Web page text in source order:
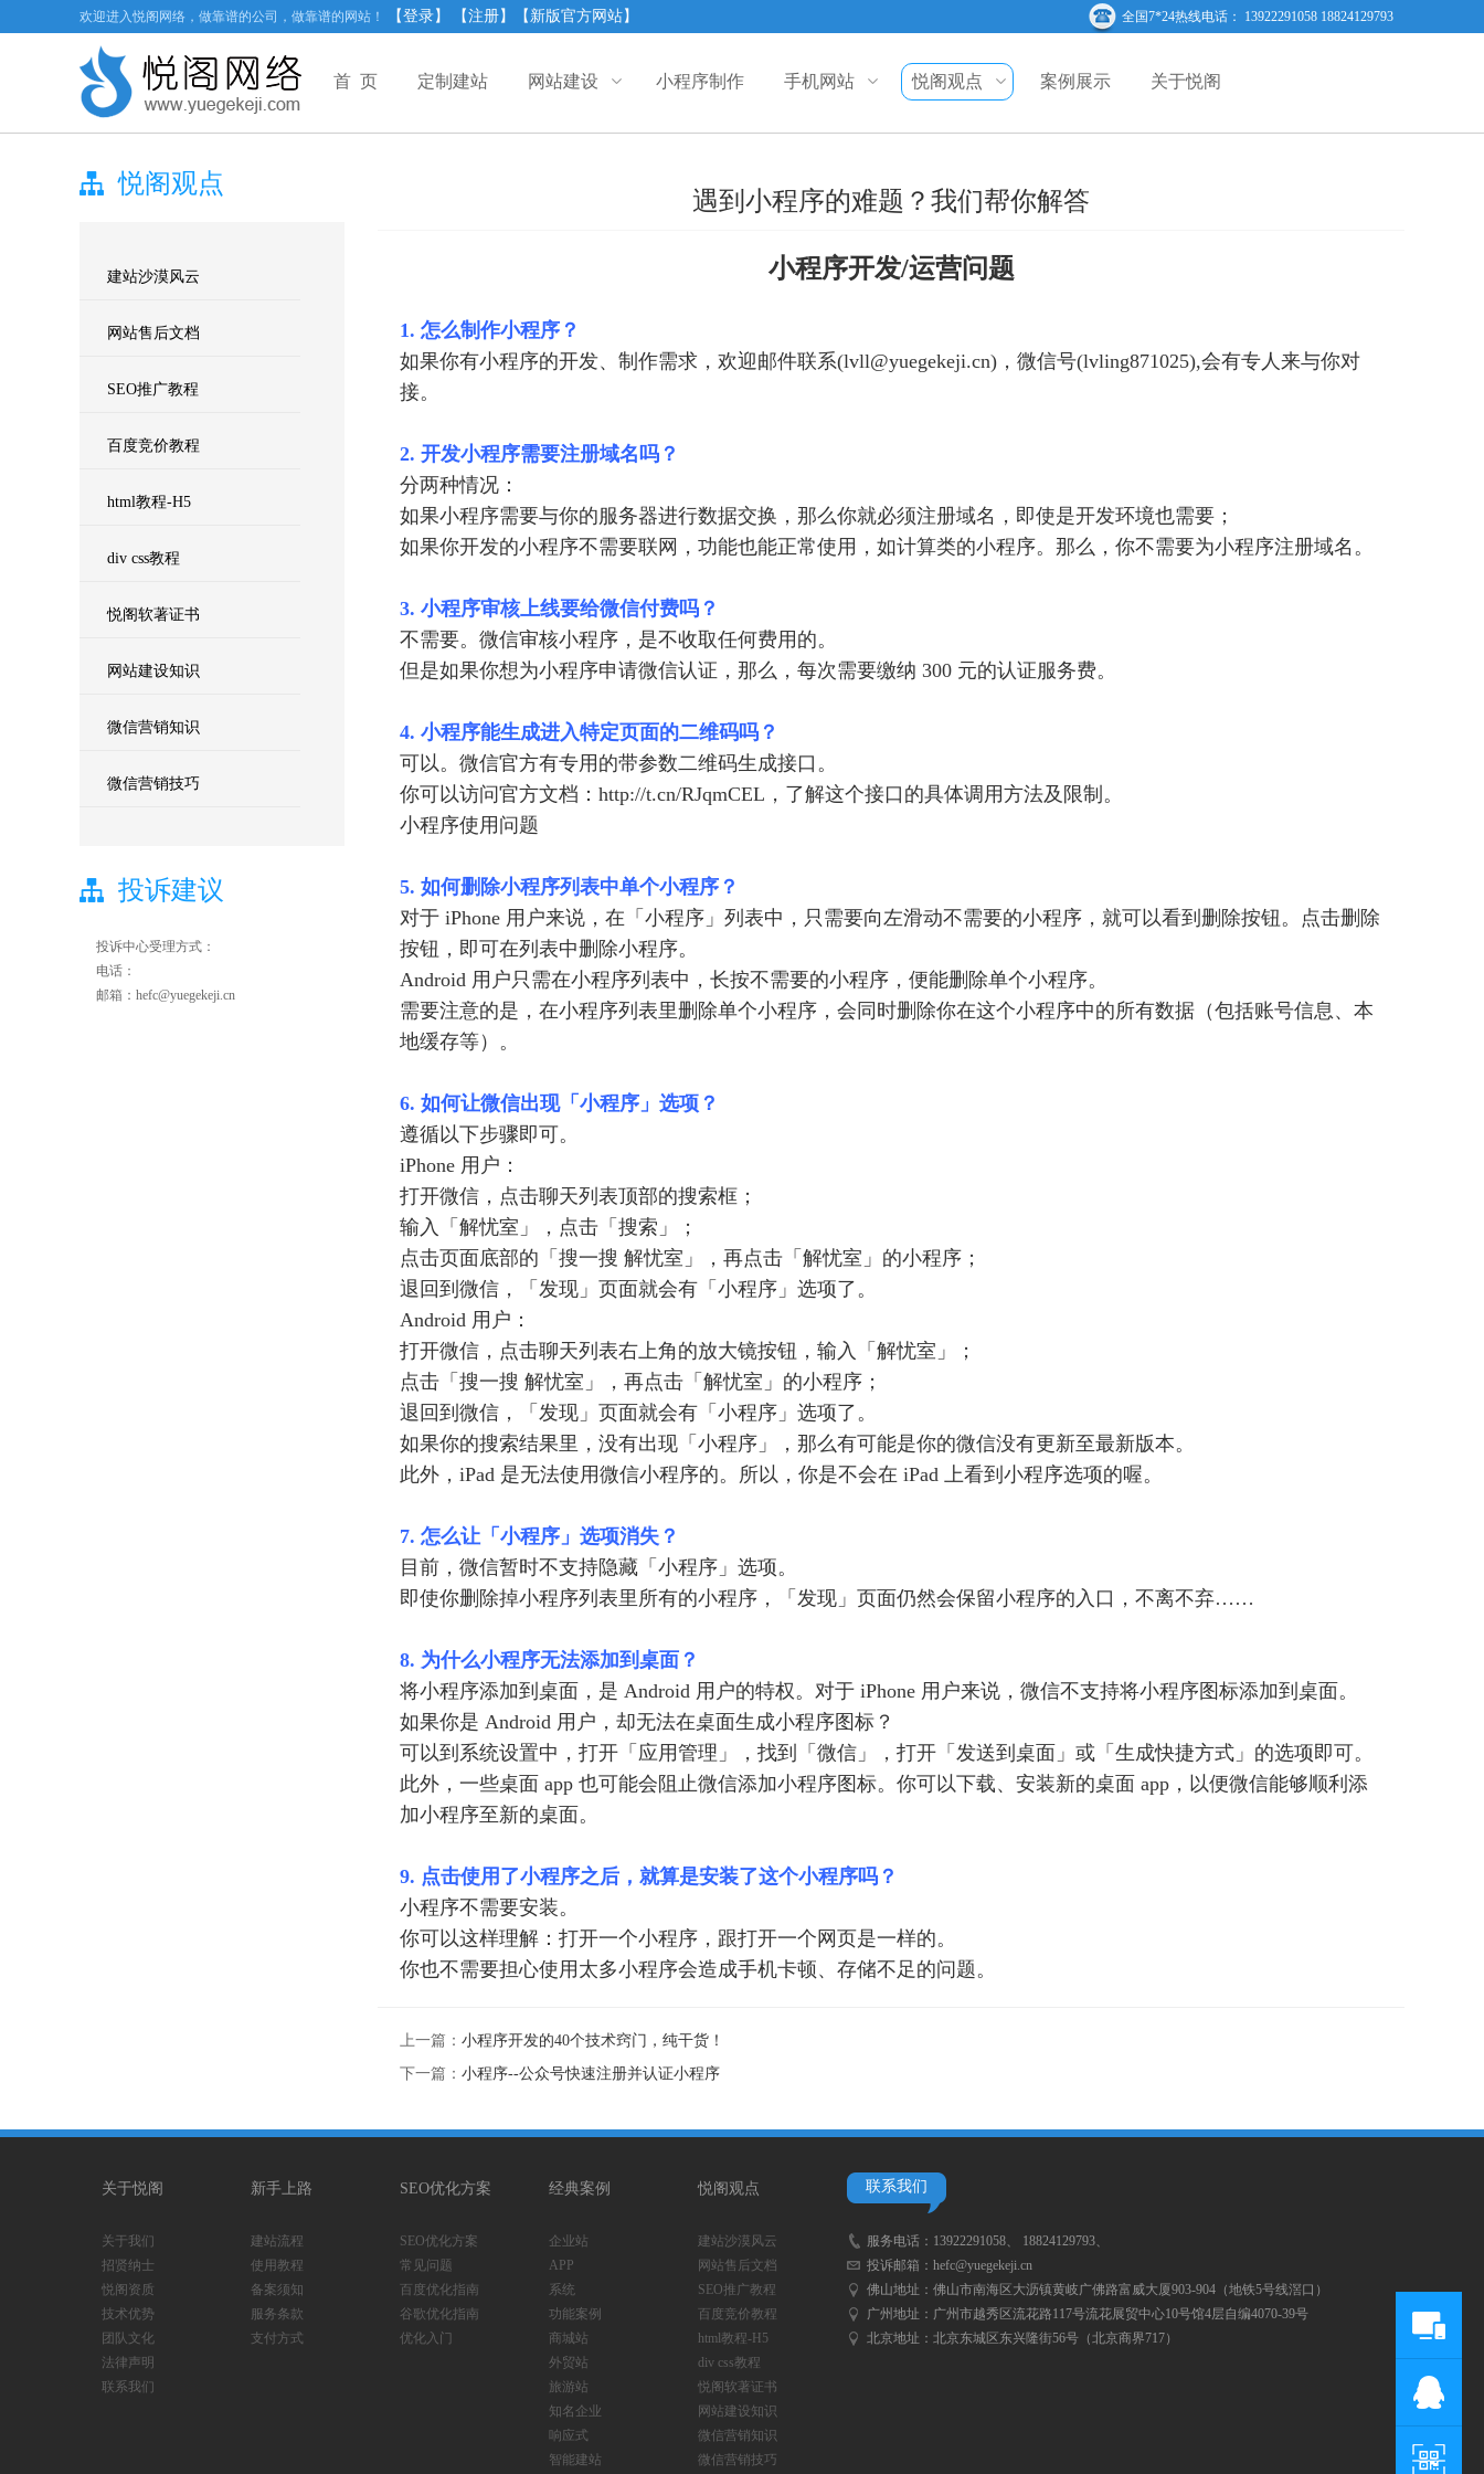
欢迎进入悦阁网络，做靠谱的公司，做靠谱的网站！ 【登录】 【注册】 【新版官方网站】 全国7*24热线电话： 13922291058 18824129793
首 页 定制建站 网站建设 小程序制作 手机网站 悦阁观点 案例展示 关于悦阁
悦阁观点
建站沙漠风云
网站售后文档
SEO推广教程
百度竞价教程
html教程-H5
div css教程
悦阁软著证书
网站建设知识
微信营销知识
微信营销技巧
投诉建议
投诉中心受理方式：
电话：
邮箱：hefc@yuegekeji.cn
遇到小程序的难题？我们帮你解答
小程序开发/运营问题
1. 怎么制作小程序？
如果你有小程序的开发、制作需求，欢迎邮件联系(lvll@yuegekeji.cn)，微信号(lvling871025),会有专人来与你对
接。
2. 开发小程序需要注册域名吗？
分两种情况：
如果小程序需要与你的服务器进行数据交换，那么你就必须注册域名，即使是开发环境也需要；
如果你开发的小程序不需要联网，功能也能正常使用，如计算类的小程序。那么，你不需要为小程序注册域名。
3. 小程序审核上线要给微信付费吗？
不需要。微信审核小程序，是不收取任何费用的。
但是如果你想为小程序申请微信认证，那么，每次需要缴纳 300 元的认证服务费。
4. 小程序能生成进入特定页面的二维码吗？
可以。微信官方有专用的带参数二维码生成接口。
你可以访问官方文档：http://t.cn/RJqmCEL，了解这个接口的具体调用方法及限制。
小程序使用问题
5. 如何删除小程序列表中单个小程序？
对于 iPhone 用户来说，在「小程序」列表中，只需要向左滑动不需要的小程序，就可以看到删除按钮。点击删除
按钮，即可在列表中删除小程序。
Android 用户只需在小程序列表中，长按不需要的小程序，便能删除单个小程序。
需要注意的是，在小程序列表里删除单个小程序，会同时删除你在这个小程序中的所有数据（包括账号信息、本
地缓存等）。
6. 如何让微信出现「小程序」选项？
遵循以下步骤即可。
iPhone 用户：
打开微信，点击聊天列表顶部的搜索框；
输入「解忧室」，点击「搜索」；
点击页面底部的「搜一搜 解忧室」，再点击「解忧室」的小程序；
退回到微信，「发现」页面就会有「小程序」选项了。
Android 用户：
打开微信，点击聊天列表右上角的放大镜按钮，输入「解忧室」；
点击「搜一搜 解忧室」，再点击「解忧室」的小程序；
退回到微信，「发现」页面就会有「小程序」选项了。
如果你的搜索结果里，没有出现「小程序」，那么有可能是你的微信没有更新至最新版本。
此外，iPad 是无法使用微信小程序的。所以，你是不会在 iPad 上看到小程序选项的喔。
7. 怎么让「小程序」选项消失？
目前，微信暂时不支持隐藏「小程序」选项。
即使你删除掉小程序列表里所有的小程序，「发现」页面仍然会保留小程序的入口，不离不弃……
8. 为什么小程序无法添加到桌面？
将小程序添加到桌面，是 Android 用户的特权。对于 iPhone 用户来说，微信不支持将小程序图标添加到桌面。
如果你是 Android 用户，却无法在桌面生成小程序图标？
可以到系统设置中，打开「应用管理」，找到「微信」，打开「发送到桌面」或「生成快捷方式」的选项即可。
此外，一些桌面 app 也可能会阻止微信添加小程序图标。你可以下载、安装新的桌面 app，以便微信能够顺利添
加小程序至新的桌面。
9. 点击使用了小程序之后，就算是安装了这个小程序吗？
小程序不需要安装。
你可以这样理解：打开一个小程序，跟打开一个网页是一样的。
你也不需要担心使用太多小程序会造成手机卡顿、存储不足的问题。
上一篇： 小程序开发的40个技术窍门，纯干货！
下一篇： 小程序--公众号快速注册并认证小程序
关于悦阁
关于我们
招贤纳士
悦阁资质
技术优势
团队文化
法律声明
联系我们
新手上路
建站流程
使用教程
备案须知
服务条款
支付方式
SEO优化方案
SEO优化方案
常见问题
百度优化指南
谷歌优化指南
优化入门
经典案例
企业站
APP
系统
功能案例
商城站
外贸站
旅游站
知名企业
响应式
智能建站
悦阁观点
建站沙漠风云
网站售后文档
SEO推广教程
百度竞价教程
html教程-H5
div css教程
悦阁软著证书
网站建设知识
微信营销知识
微信营销技巧
联系我们
服务电话： 13922291058、 18824129793、
投诉邮箱： hefc@yuegekeji.cn
佛山地址： 佛山市南海区大沥镇黄岐广佛路富威大厦903-904（地铁5号线滘口）
广州地址： 广州市越秀区流花路117号流花展贸中心10号馆4层自编4070-39号
北京地址： 北京东城区东兴隆街56号（北京商界717）